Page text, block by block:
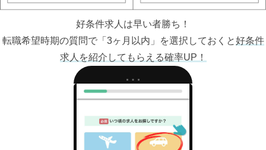
好条件求人は早い者勝ち！
転職希望時期の質問で「3ヶ月以内」を選択しておくと好条件
求人を紹介してもらえる確率UP！